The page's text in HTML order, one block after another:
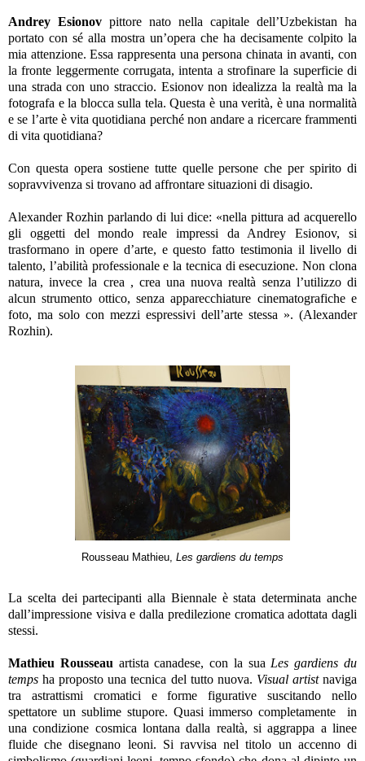
Andrey Esionov pittore nato nella capitale dell’Uzbekistan ha
portato con sé alla mostra un’opera che ha decisamente colpito la
mia attenzione. Essa rappresenta una persona chinata in avanti, con
la fronte leggermente corrugata, intenta a strofinare la superficie di
una strada con uno straccio. Esionov non idealizza la realtà ma la
fotografa e la blocca sulla tela. Questa è una verità, è una normalità
e se l’arte è vita quotidiana perché non andare a ricercare frammenti
di vita quotidiana?
Con questa opera sostiene tutte quelle persone che per spirito di
sopravvivenza si trovano ad affrontare situazioni di disagio.
Alexander Rozhin parlando di lui dice: «nella pittura ad acquerello
gli oggetti del mondo reale impressi da Andrey Esionov, si
trasformano in opere d’arte, e questo fatto testimonia il livello di
talento, l’abilità professionale e la tecnica di esecuzione. Non clona
natura, invece la crea , crea una nuova realtà senza l’utilizzo di
alcun strumento ottico, senza apparecchiature cinematografiche e
foto, ma solo con mezzi espressivi dell’arte stessa ». (Alexander
Rozhin).
Rousseau Mathieu, Les gardiens du temps
La scelta dei partecipanti alla Biennale è stata determinata anche
dall’impressione visiva e dalla predilezione cromatica adottata dagli
stessi.
Mathieu Rousseau artista canadese, con la sua Les gardiens du
temps ha proposto una tecnica del tutto nuova. Visual artistnaviga
tra astrattismi cromatici e forme figurative suscitando nello
spettatore un sublime stupore. Quasi immerso completamente in
una condizione cosmica lontana dalla realtà, si aggrappa a linee
fluide che disegnano leoni. Si ravvisa nel titolo un accenno di